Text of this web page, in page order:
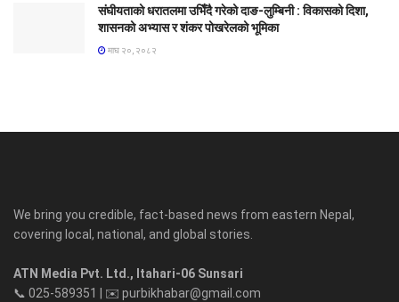
संघीयताको धरातलमा उभिँदै गरेको दाङ-लुम्बिनी : विकासको दिशा,
शासनको अभ्यास र शंकर पोखरेलको भूमिका
माघ २०, २०८२
We bring you credible, fact-based news from eastern Nepal,
covering local, national, and global stories.
ATN Media Pvt. Ltd., Itahari-06 Sunsari
📞 025-589351 | ✉️ purbikhabar@gmail.com